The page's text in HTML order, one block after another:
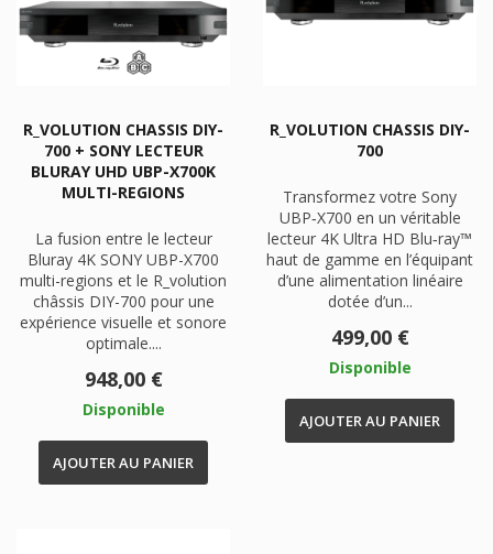
R_VOLUTION CHASSIS DIY-
700 + SONY LECTEUR
BLURAY UHD UBP-X700K
MULTI-REGIONS
La fusion entre le lecteur
Bluray 4K SONY UBP-X700
multi-regions et le R_volution
châssis DIY-700 pour une
expérience visuelle et sonore
optimale....
Prix
948,00 €
Disponible
AJOUTER AU PANIER
R_VOLUTION CHASSIS DIY-
700
Transformez votre Sony
UBP‑X700 en un véritable
lecteur 4K Ultra HD Blu‑ray™
haut de gamme en l’équipant
d’une alimentation linéaire
dotée d’un...
Prix
499,00 €
Disponible
AJOUTER AU PANIER